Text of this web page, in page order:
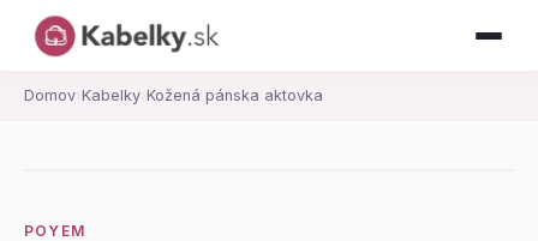
Domov› Kabelky› Kožená pánska aktovka
POYEM